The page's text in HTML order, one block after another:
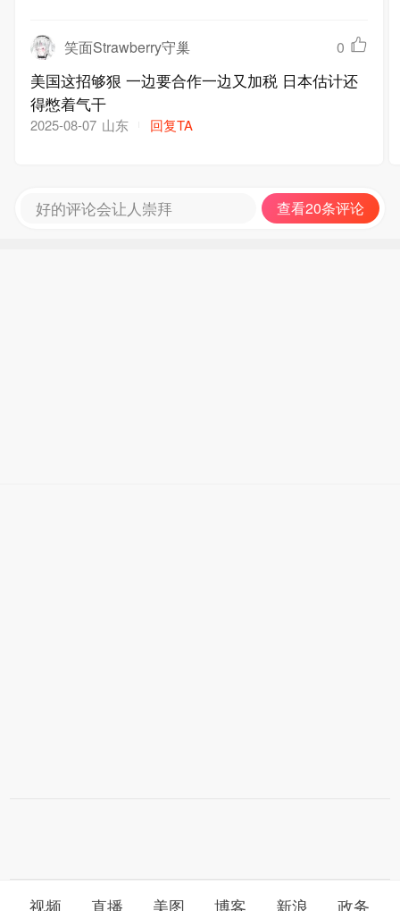
笑面Strawberry守巢 0
美国这招够狠 一边要合作一边又加税 日本估计还
得憋着气干
2025-08-07 山东 回复TA
好的评论会让人崇拜 查看20条评论
视频 直播 美图 博客 新浪 政务